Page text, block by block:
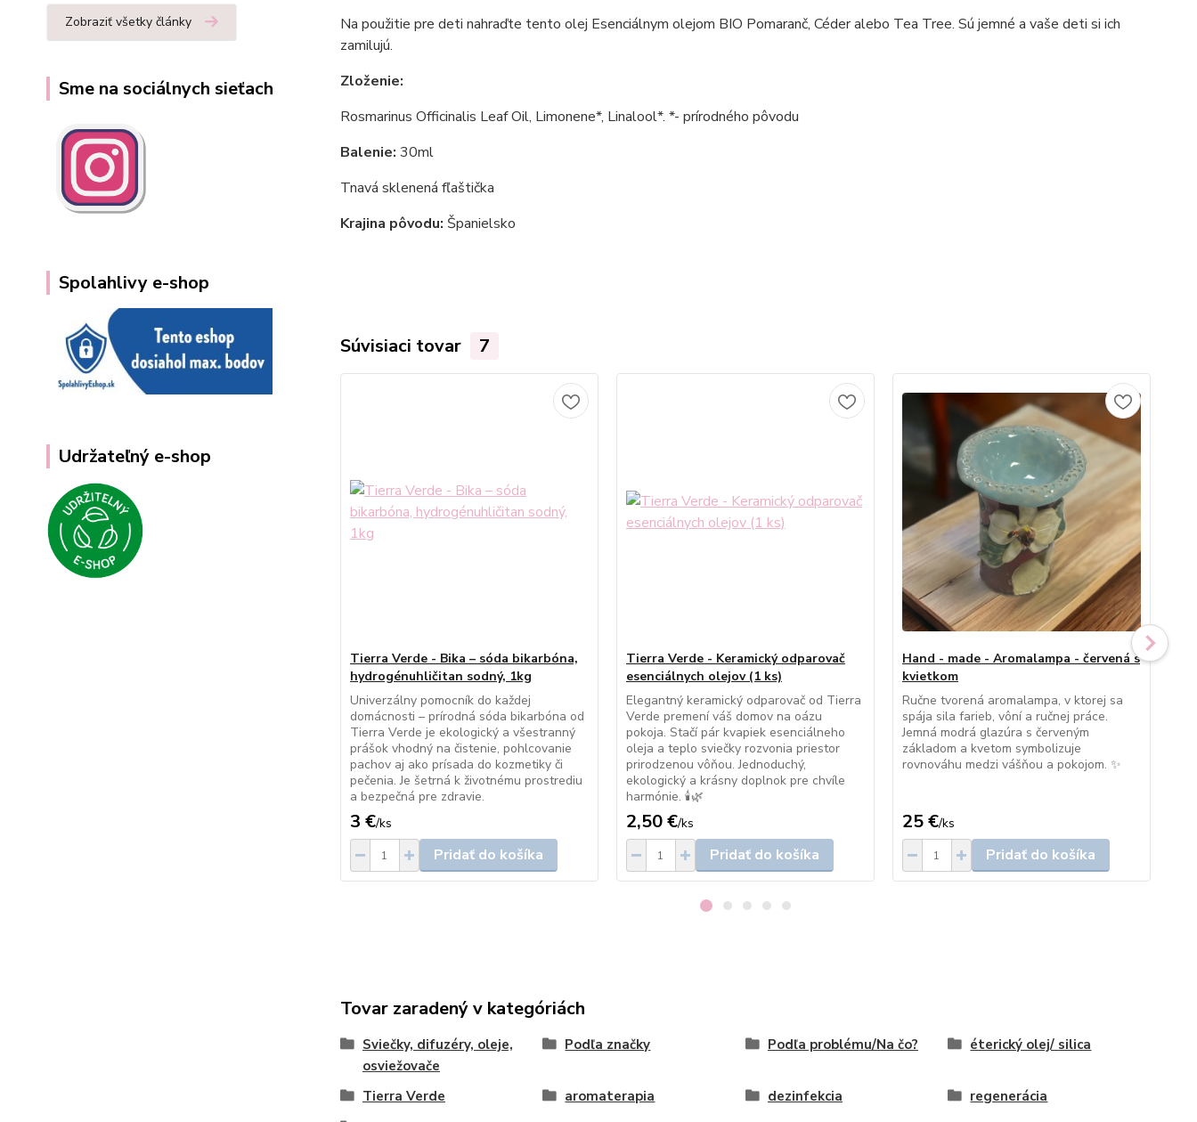
Zobraziť všetky články
Sme na sociálnych sieťach
Spolahlivy e-shop
Udržateľný e-shop
Na použitie pre deti nahraďte tento olej Esenciálnym olejom BIO Pomaranč, Céderalebo Tea Tree. Sú jemné a vaše deti si ich
zamilujú.
Zloženie:
Rosmarinus Officinalis Leaf Oil, Limonene*, Linalool*. *- prírodného pôvodu
Balenie: 30ml
Tnavá sklenená fľaštička
Krajina pôvodu: Španielsko
Súvisiaci tovar 7
Tierra Verde - Bika – sóda bikarbóna,
hydrogénuhličitan sodný, 1kg
Univerzálny pomocník do každej
domácnosti – prírodná sóda bikarbóna od
Tierra Verde je ekologický a všestranný
prášok vhodný na čistenie, pohlcovanie
pachov aj ako prísada do kozmetiky či
pečenia. Je šetrná k životnému prostrediu
a bezpečná pre zdravie.
3 €/ks
Pridať do košíka
Tierra Verde - Keramický odparovač
esenciálnych olejov (1 ks)
Elegantný keramický odparovač od Tierra
Verde premení váš domov na oázu
pokoja. Stačí pár kvapiek esenciálneho
oleja a teplo sviečky rozvonia priestor
prirodzenou vôňou. Jednoduchý,
ekologický a krásny doplnok pre chvíle
harmónie. 🕯️🌿
2,50 €/ks
Pridať do košíka
Hand - made - Aromalampa - červená s
kvietkom
Ručne tvorená aromalampa, v ktorej sa
spája sila farieb, vôní a ručnej práce.
Jemná modrá glazúra s červeným
základom a kvetom symbolizuje
rovnováhu medzi vášňou a pokojom. ✨
25 €/ks
Pridať do košíka
Tovar zaradený v kategóriách
Sviečky, difuzéry, oleje,
osviežovače
Podľa značky Podľa problému/Na čo? éterický olej/ silica
Tierra Verde aromaterapia dezinfekcia
regenerácia